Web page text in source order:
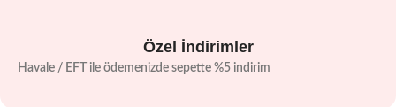
Özel İndirimler
Havale / EFT ile ödemenizde sepette %5 indirim